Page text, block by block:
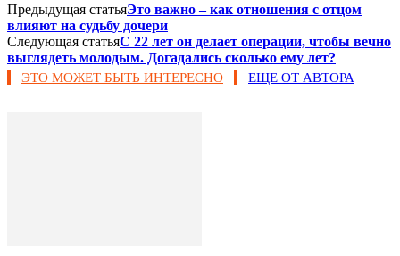
Предыдущая статьяЭто важно – как отношения с отцом
влияют на судьбу дочери
Следующая статьяС 22 лет он делает операции, чтобы вечно
выглядеть молодым. Догадались сколько ему лет?
ЭТО МОЖЕТ БЫТЬ ИНТЕРЕСНО ЕЩЕ ОТ АВТОРА